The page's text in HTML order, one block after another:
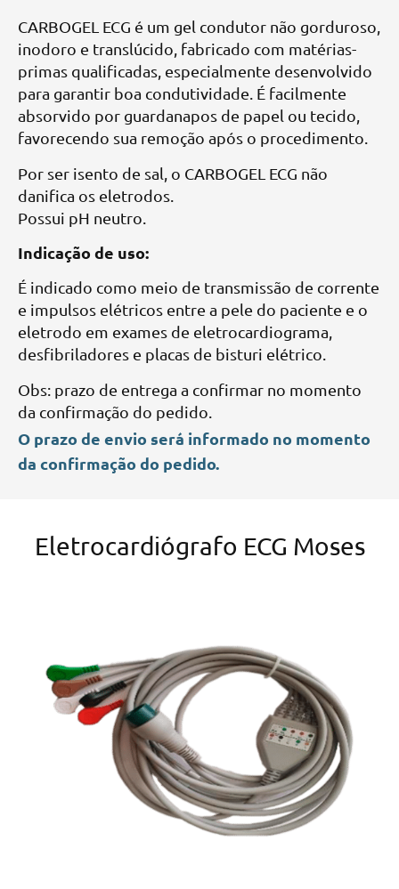
CARBOGEL ECG é um gel condutor não gorduroso,
inodoro e translúcido, fabricado com matérias-
primas qualificadas, especialmente desenvolvido
para garantir boa condutividade. É facilmente
absorvido por guardanapos de papel ou tecido,
favorecendo sua remoção após o procedimento.
Por ser isento de sal, o CARBOGEL ECG não
danifica os eletrodos.
Possui pH neutro.
Indicação de uso:
É indicado como meio de transmissão de corrente
e impulsos elétricos entre a pele do paciente e o
eletrodo em exames de eletrocardiograma,
desfibriladores e placas de bisturi elétrico.
Obs: prazo de entrega a confirmar no momento
da confirmação do pedido.
O prazo de envio será informado no momento
da confirmação do pedido.
Eletrocardiógrafo ECG Moses